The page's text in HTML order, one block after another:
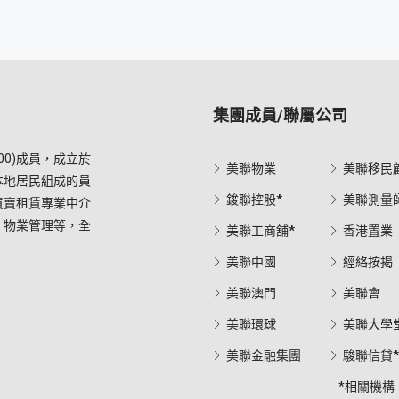
成員，成立於
居民組成的員
租賃專業中介
業管理等，全
集團成員/聯屬公司
美聯物業
鋑聯控股*
美聯工商舖*
美聯中國
美聯澳門
美聯環球
美聯金融集團
美聯移民
美聯測量
香港置業
經絡按揭
美聯會
美聯大學
駿聯信貸*
*相關機構